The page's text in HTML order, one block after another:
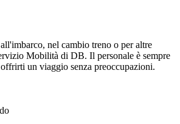
nel cambio treno o per altre
Mobilità di DB. Il personale è sempre
un viaggio senza preoccupazioni.